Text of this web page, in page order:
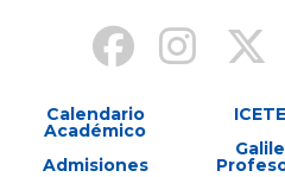
Calendario
Académico
Admisiones